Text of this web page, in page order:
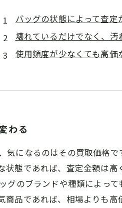
バッグの状態によって査定
壊れているだけでなく、汚
使用頻度が少なくても高
レアなデザインのバッグ
キズや汚れがあるバッグ
わる
気になるのはその買取価格
状態であれば、査定金額は
グのブランドや種類によっ
商品であれば、相場よりも